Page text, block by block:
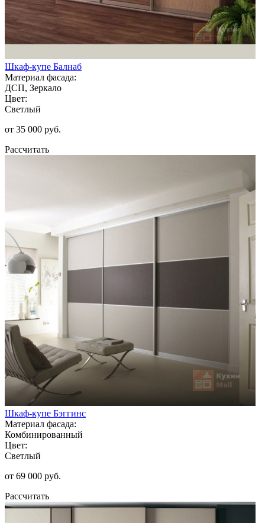
Шкаф-купе Балнаб
Материал фасада:
ДСП, Зеркало
Цвет:
Светлый
от 35 000 руб.
Рассчитать
Шкаф-купе Бэггинс
Материал фасада:
Комбинированный
Цвет:
Светлый
от 69 000 руб.
Рассчитать